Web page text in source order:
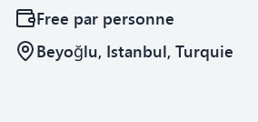
Free par personne
Beyoğlu, Istanbul, Turquie